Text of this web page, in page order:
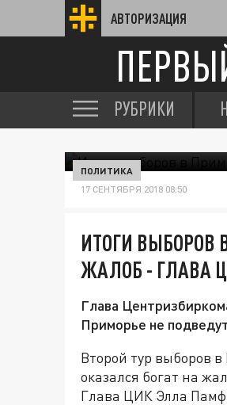
АВТОРИЗАЦИЯ
РУБРИКИ
ПОЛИТИКА
17 СЕНТЯБРЯ 2018 08:50
ИТОГИ ВЫБОРОВ
ЖАЛОБ - ГЛАВА
Глава
Приморье не
Второй тур выборов
оказался богат на
Глава ЦИК Элла